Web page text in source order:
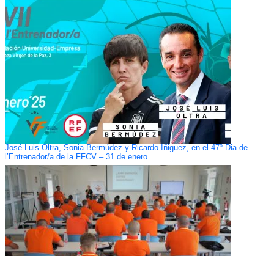
José Luis Oltra, Sonia Bermúdez y Ricardo Íñiguez, en el 47º Dia de
l’Entrenador/a de la FFCV – 31 de enero